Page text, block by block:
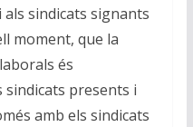
sindicats signants
moment, que la
és
presents i
amb els sindicats